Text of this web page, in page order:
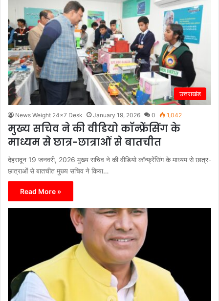
उत्तराखंड
News Weight 24x7 Desk January 19, 2026 0 1,042
मुख्य सचिव ने की वीडियो कॉन्फ्रेंसिंग के
माध्यम से छात्र-छात्राओं से बातचीत
देहरादून 19 जनवरी, 2026 मुख्य सचिव ने की वीडियो कॉन्फ्रेंसिंग के माध्यम से छात्र-
छात्राओं से बातचीत मुख्य सचिव ने किया…
Read More »